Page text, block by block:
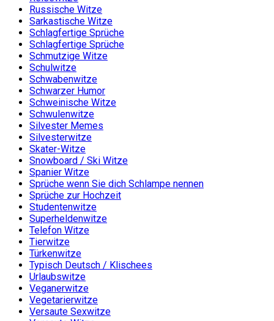
Russische Witze
Sarkastische Witze
Schlagfertige Sprüche
Schlagfertige Sprüche
Schmutzige Witze
Schulwitze
Schwabenwitze
Schwarzer Humor
Schweinische Witze
Schwulenwitze
Silvester Memes
Silvesterwitze
Skater-Witze
Snowboard / Ski Witze
Spanier Witze
Sprüche wenn Sie dich Schlampe nennen
Sprüche zur Hochzeit
Studentenwitze
Superheldenwitze
Telefon Witze
Tierwitze
Türkenwitze
Typisch Deutsch / Klischees
Urlaubswitze
Veganerwitze
Vegetarierwitze
Versaute Sexwitze